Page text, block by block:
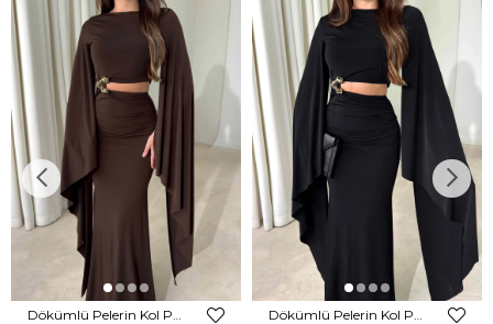
Dökümlü Pelerin Kol Pencere Detaylı Maxi Kahverengi Arlev Kadın Elbise 26Y511 Dökümlü Pelerin Kol Pencere Detaylı Maxi Siyah Arlev Kadın Elbise 26Y511